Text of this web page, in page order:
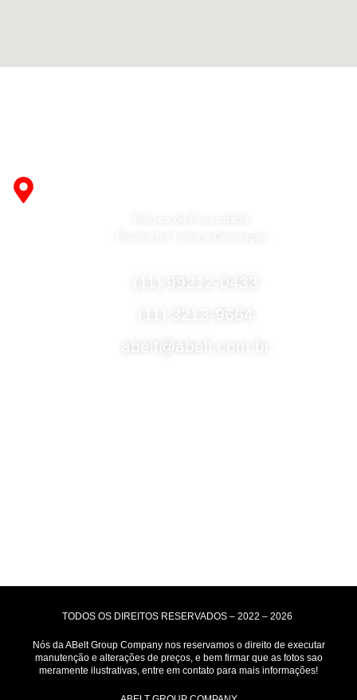
(11) 3213-9664
abelt@abelt.com.br
TODOS OS DIREITOS RESERVADOS – 2022 – 2026
Nós da ABelt Group Company nos reservamos o direito de executar
manutenção e alterações de preços, e bem firmar que as fotos sao
meramente ilustrativas, entre em contato para mais informações!